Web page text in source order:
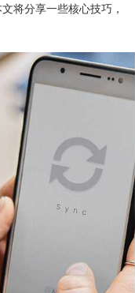
将分享一些核心技巧，